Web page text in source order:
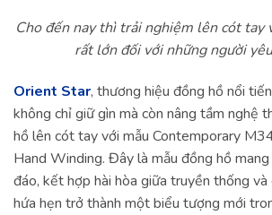
Cho đến nay thì trải nghiệm lên cót tay
rất lớn đối với những người
Orient Star, thương hiệu đồng hồ nổi
không chỉ giữ gìn mà còn nâng tầm nghệ
hồ lên cót tay với mẫu Contemporary
Hand Winding. Đây là mẫu đồng hồ
đáo, kết hợp hài hòa giữa truyền thống và
hứa hẹn trở thành một biểu tượng mới